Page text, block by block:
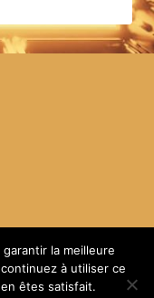
vie
la meilleure
à utiliser ce
êtes satisfait.